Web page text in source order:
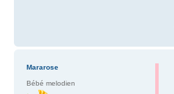
Mararose
Bébé melodien